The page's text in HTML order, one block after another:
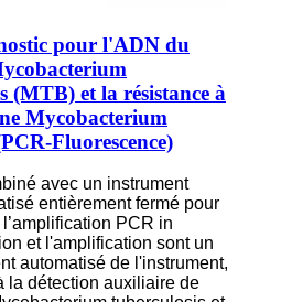
pour l'ADN du
(MTB) et la résistance à
Mycobacterium
Fluorescence)
avec un instrument
entièrement fermé pour
l’amplification PCR in
et l'amplification sont un
automatisé de l'instrument,
la détection auxiliaire de